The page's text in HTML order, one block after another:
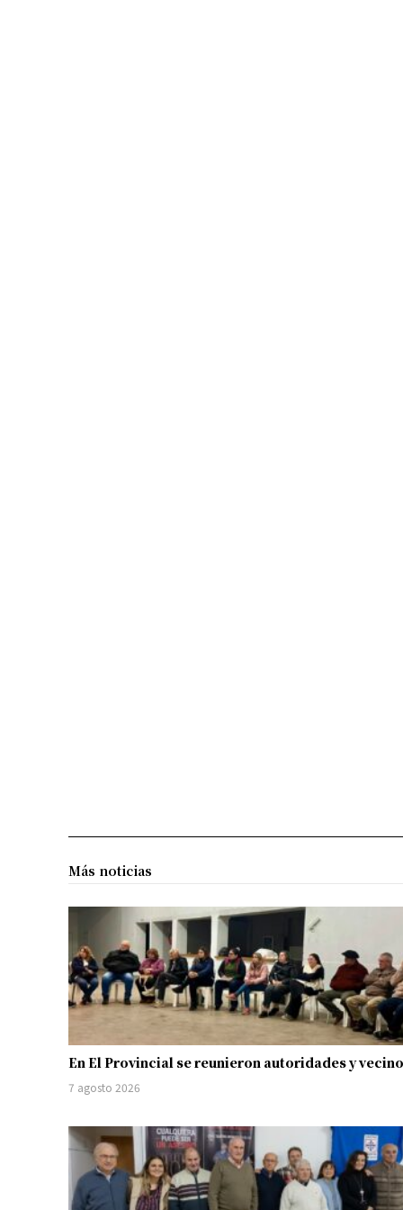
Más noticias
En El Provincial se reunieron autoridades y
7 agosto 2026